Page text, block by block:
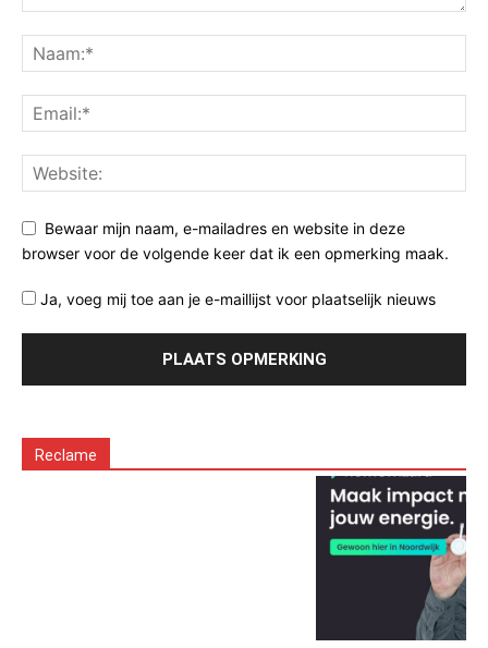
Bewaar mijn naam, e-mailadres en website in deze
browser voor de volgende keer dat ik een opmerking maak.
Ja, voeg mij toe aan je e-maillijst voor plaatselijk nieuws
Reclame